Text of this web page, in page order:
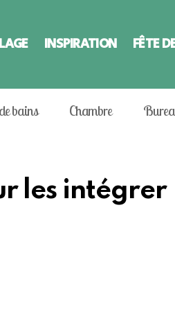
INSPIRATION FÊTE
bains Chambre
les intégrer